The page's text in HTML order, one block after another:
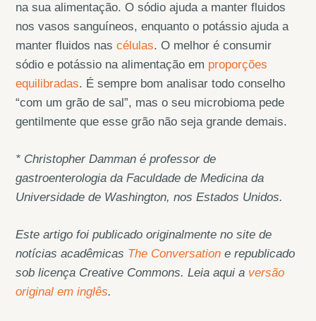
na sua alimentação. O sódio ajuda a manter fluidos
nos vasos sanguíneos, enquanto o potássio ajuda a
manter fluidos nascélulas. O melhor é consumir
sódio e potássio na alimentação em proporções
equilibradas. É sempre bom analisar todo conselho
“com um grão de sal”, mas o seu microbioma pede
gentilmente que esse grão não seja grande demais.
* Christopher Damman é professor de
gastroenterologia da Faculdade de Medicina da
Universidade de Washington, nos Estados Unidos.
Este artigo foi publicado originalmente no site de
notícias acadêmicas The Conversation e republicado
sob licença Creative Commons. Leia aqui a versão
original em inglês.